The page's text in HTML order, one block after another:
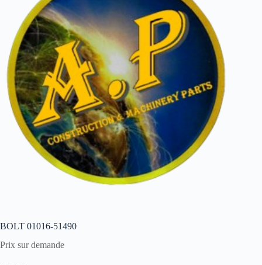
BOLT 01016-51490
Prix sur demande